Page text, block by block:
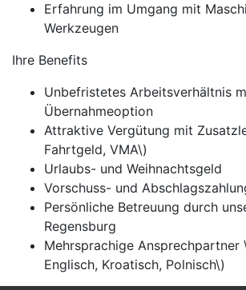
Erfahrung im Umgang mit
Werkzeugen
Ihre Benefits
Unbefristetes Arbeitsverhältnis
Übernahmeoption
Attraktive Vergütung mit
Fahrtgeld, VMA\)
Urlaubs- und Weihnachtsgeld
Vorschuss- und
Persönliche Betreuung durch
Regensburg
Mehrsprachige Ansprechpartner
Englisch, Kroatisch, Polnisch\)